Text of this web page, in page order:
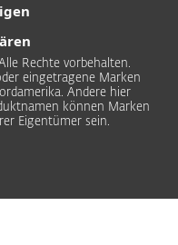
Rechte vorbehalten.
eingetragene Marken
Andere hier
können Marken
Eigentümer sein.